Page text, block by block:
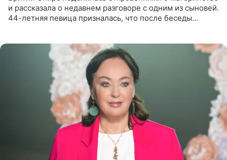
и рассказала о недавнем разговоре с одним из сыновей.
44-летняя певица призналась, что после беседы